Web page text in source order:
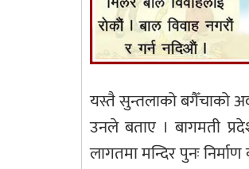
यस्तै सुन्तलाको बगैँचाको
उनले बताए । बागमती
लागतमा मन्दिर पुनः